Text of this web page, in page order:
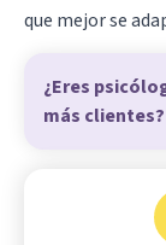
que mejor se
¿Eres
más clientes?